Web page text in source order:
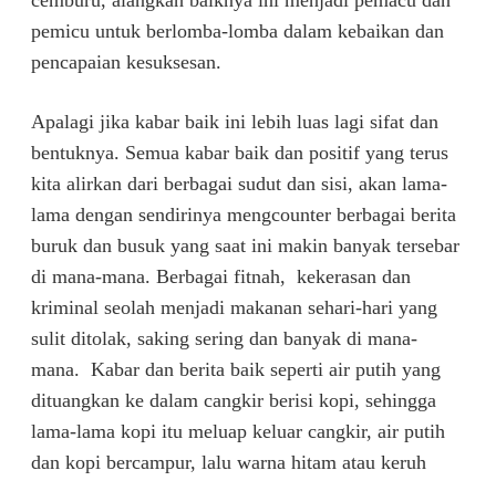
pemicu untuk berlomba-lomba dalam kebaikan dan
pencapaian kesuksesan.
Apalagi jika kabar baik ini lebih luas lagi sifat dan
bentuknya. Semua kabar baik dan positif yang terus
kita alirkan dari berbagai sudut dan sisi, akan lama-
lama dengan sendirinya mengcounter berbagai berita
buruk dan busuk yang saat ini makin banyak tersebar
di mana-mana. Berbagai fitnah, kekerasan dan
kriminal seolah menjadi makanan sehari-hari yang
sulit ditolak, saking sering dan banyak di mana-
mana. Kabar dan berita baik seperti air putih yang
dituangkan ke dalam cangkir berisi kopi, sehingga
lama-lama kopi itu meluap keluar cangkir, air putih
dan kopi bercampur, lalu warna hitam atau keruh